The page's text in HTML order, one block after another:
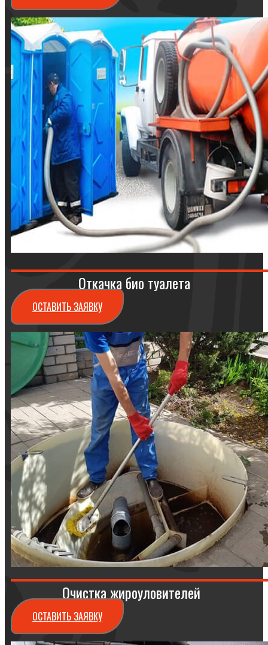
Откачка био туалета
ОСТАВИТЬ ЗАЯВКУ
Очистка жироуловителей
ОСТАВИТЬ ЗАЯВКУ